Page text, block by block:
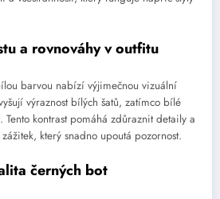
a rovnováhy v outfitu
barvou nabízí výjimečnou vizuální
výraznost bílých šatů, zatímco bílé
Tento kontrast pomáhá zdůraznit detaily a
který snadno upoutá pozornost.
černých bot